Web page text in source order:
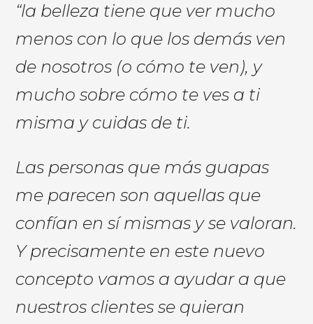
“la belleza tiene que ver mucho
menos con lo que los demás ven
de nosotros (o cómo te ven), y
mucho sobre cómo te ves a ti
misma y cuidas de ti.
Las personas que más guapas
me parecen son aquellas que
confían en símismas y se valoran.
Y precisamente en este nuevo
concepto vamos a ayudar a que
nuestros clientesse quieran